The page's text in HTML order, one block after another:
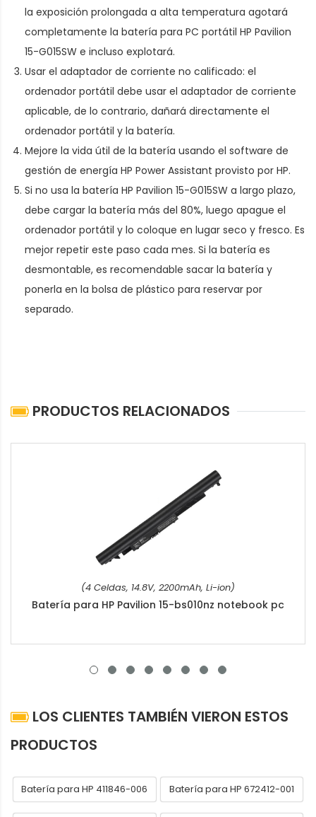
la exposición prolongada a alta temperatura agotará
completamente la batería para PC portátil HP Pavilion
15-G015SW e incluso explotará.
Usar el adaptador de corriente no calificado: el
ordenador portátil debe usar el adaptador de corriente
aplicable, de lo contrario, dañará directamente el
ordenador portátil y la batería.
Mejore la vida útil de la batería usando el software de
gestión de energía HP Power Assistant provisto por HP.
Si no usa la batería HP Pavilion 15-G015SW a largo plazo,
debe cargar la batería más del 80%, luego apague el
ordenador portátil y lo coloque en lugar seco y fresco. Es
mejor repetir este paso cada mes. Si la batería es
desmontable, es recomendable sacar la batería y
ponerla en la bolsa de plástico para reservar por
separado.
PRODUCTOS RELACIONADOS
(4 Celdas, 14.8V, 2200mAh, Li-ion)
Batería para HP Pavilion 15-bs010nz notebook pc
LOS CLIENTES TAMBIÉN VIERON ESTOS
PRODUCTOS
Batería para HP 411846-006 Batería para HP 672412-001